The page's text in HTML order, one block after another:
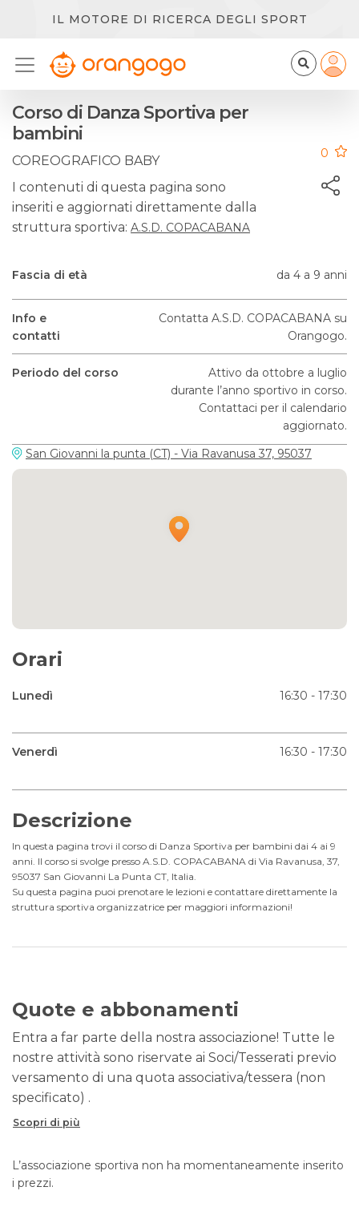
IL MOTORE DI RICERCA DEGLI SPORT
Corso di Danza Sportiva per
bambini
COREOGRAFICO BABY
I contenuti di questa pagina sono
inseriti e aggiornati direttamente dalla
struttura sportiva: A.S.D. COPACABANA
0
Fascia di età da 4 a 9 anni
Info e
contatti
Contatta A.S.D. COPACABANA su
Orangogo.
Periodo del corso
Attivo da ottobre a luglio
durante l’anno sportivo in corso.
Contattaci per il calendario
aggiornato.
San Giovanni la punta (CT) - Via Ravanusa 37, 95037
Orari
Lunedì 16:30 - 17:30
Venerdì 16:30 - 17:30
Descrizione
In questa pagina trovi il corso di Danza Sportiva per bambini dai 4 ai 9
anni. Il corso si svolge presso A.S.D. COPACABANA di Via Ravanusa, 37,
95037 San Giovanni La Punta CT, Italia.
Su questa pagina puoi prenotare le lezioni e contattare direttamente la
struttura sportiva organizzatrice per maggiori informazioni!
Quote e abbonamenti
Entra a far parte della nostra associazione! Tutte le
nostre attività sono riservate ai Soci/Tesserati previo
versamento di una quota associativa/tessera (non
specificato) .
Scopri di più
L’associazione sportiva non ha momentaneamente inserito
i prezzi.